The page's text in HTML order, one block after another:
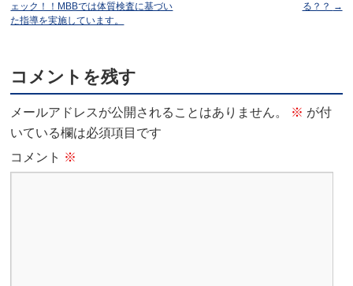
ェック！！MBBでは体質検査に基づい
た指導を実施しています。
る？？ →
コメントを残す
メールアドレスが公開されることはありません。 ※ が付
いている欄は必須項目です
コメント ※